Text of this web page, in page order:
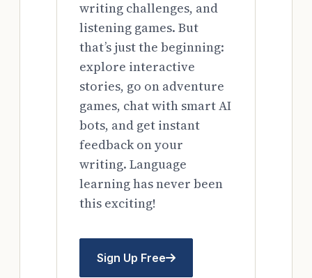
writing challenges, and
listening games. But
that’s just the beginning:
explore interactive
stories, go on adventure
games, chat with smart AI
bots, and get instant
feedback on your
writing. Language
learning has never been
this exciting!
Sign Up Free